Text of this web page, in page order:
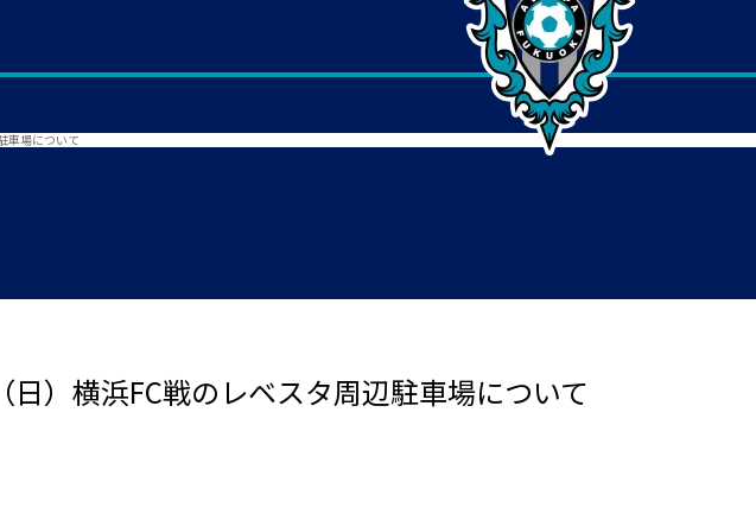
車場について
日）横浜FC戦のレベスタ周辺駐車場について